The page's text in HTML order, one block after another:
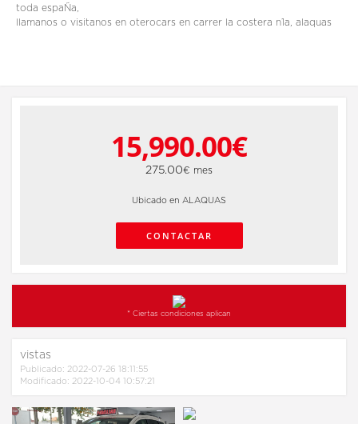
toda espaÑa,
llamanos o visitanos en oterocars en carrer la costera n1a, alaquas
15,990.00€
275.00€ mes
Ubicado en ALAQUAS
CONTACTAR
* Ciertas condiciones aplican
vistas
Publicado: 2022-07-26 18:11:55
Modificado: 2022-10-04 10:57:21